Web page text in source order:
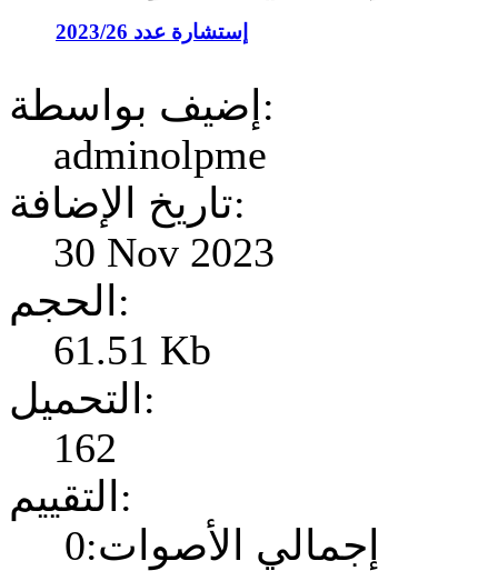
إستشارة عدد 2023/26
إضيف بواسطة:
adminolpme
تاريخ الإضافة:
30 Nov 2023
الحجم:
61.51 Kb
التحميل:
162
التقييم:
إجمالي الأصوات:0